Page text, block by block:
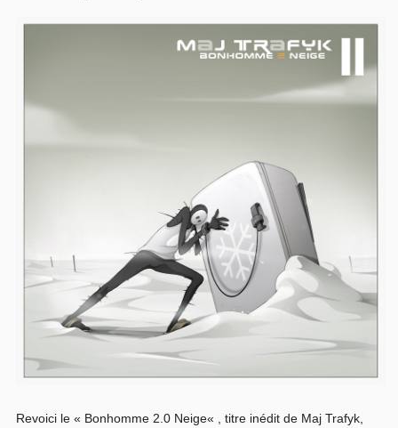
Revoici le « Bonhomme 2.0 Neige« , titre inédit de Maj Trafyk,